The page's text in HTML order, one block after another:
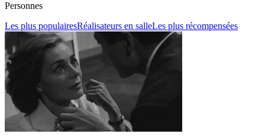
Personnes
Les plus populairesRéalisateurs en salleLes plus récompensées